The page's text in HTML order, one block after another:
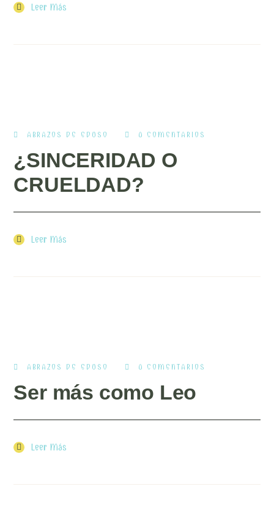
Leer Más
ABRAZOS DE EDUSO 0 COMENTARIOS
¿SINCERIDAD O
CRUELDAD?
Leer Más
ABRAZOS DE EDUSO 0 COMENTARIOS
Ser más como Leo
Leer Más